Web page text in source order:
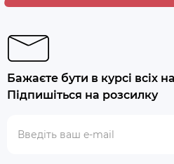
Бажаєте бути в курсі всіх
Підпишіться на розсилку